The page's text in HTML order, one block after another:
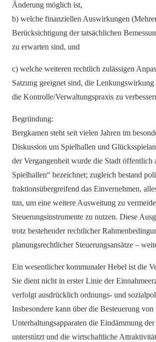
Änderung möglich ist,
b) welche finanziellen Auswirkungen
Berücksichtigung der tatsächlichen
zu erwarten sind, und
c) welche weiteren rechtlich zulässigen
Satzung geeignet sind, die Lenkungswirkung
die Kontrolle/Verwaltungspraxis zu
Begründung:
Bergkamen steht seit vielen Jahren im
Diskussion um Spielhallen und
der Vergangenheit wurde die Stadt öffentlich
Spielhallen“ bezeichnet; zugleich bestand
fraktionsübergreifend das Einvernehmen,
tun, um eine weitere Ausweitung zu
Steuerungsinstrumente zu nutzen. Diese
trotz bestehender rechtlicher
planungsrechtlicher Steuerungsansätze –
Ein wesentlicher kommunaler Hebel ist die
Sie dient nicht in erster Linie der
verfolgt ausdrücklich ordnungs- und
Insbesondere kann über die Besteuerung von
Unterhaltungsapparaten die Eindämmung
unterstützt und die wirtschaftliche